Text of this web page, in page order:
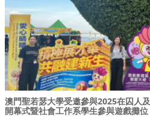
澳門聖若瑟大學受邀參與2025在囚人
開幕式暨社會工作系學生參與遊戲攤位